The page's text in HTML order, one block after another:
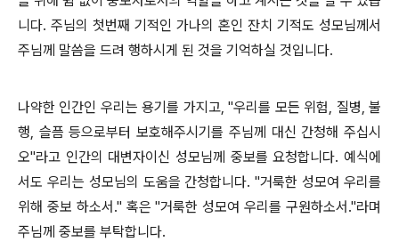
니다. 주님의 첫번째 기적인 가나의 혼인 잔치 기적도 성모님께서
주님께 말씀을 드려 행하시게 된 것을 기억하실 것입니다.
나약한 인간인 우리는 용기를 가지고, "우리를 모든 위험, 질병, 불
행, 슬픔 등으로부터 보호해주시기를 주님께 대신 간청해 주십시
오"라고 인간의 대변자이신 성모님께 중보를 요청합니다. 예식에
서도 우리는 성모님의 도움을 간청합니다. "거룩한 성모여 우리를
위해 중보 하소서." 혹은 "거룩한 성모여 우리를 구원하소서."라며
주님께 중보를 부탁합니다.